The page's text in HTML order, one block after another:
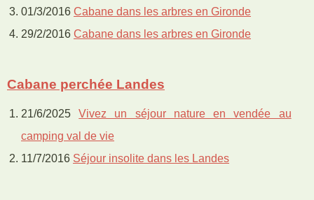
01/3/2016 Cabane dans les arbres en Gironde
29/2/2016 Cabane dans les arbres en Gironde
Cabane perchée Landes
21/6/2025Vivez un séjour nature en vendée au
camping val de vie
11/7/2016 Séjour insolite dans les Landes